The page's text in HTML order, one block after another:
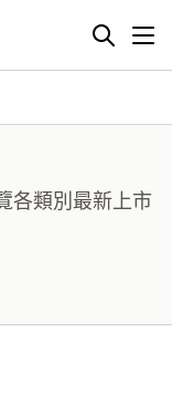
各類別最新上市